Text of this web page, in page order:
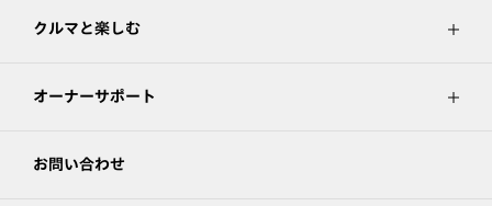
クルマと楽しむ
オーナーサポート
お問い合わせ